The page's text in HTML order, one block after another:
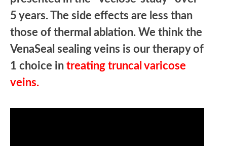
5 years. The side effects are less than
those of thermal ablation. We think the
VenaSeal sealing veins is our therapy of
1 choice in treating truncal varicose
veins.